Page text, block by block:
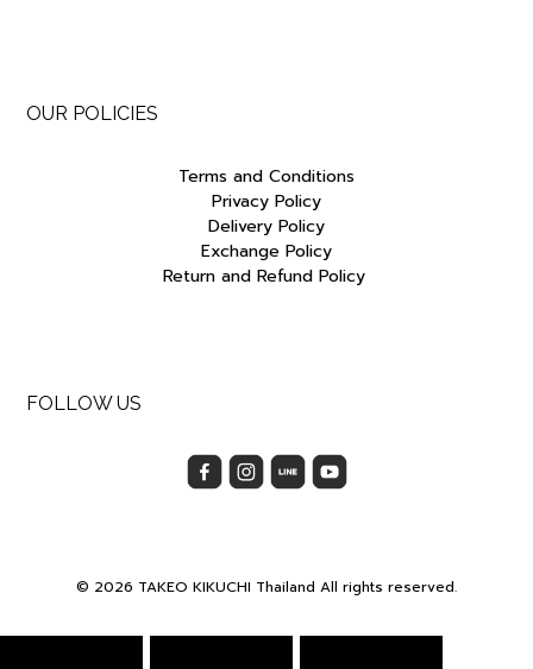
OUR POLICIES
Terms and Conditions
Privacy Policy
Delivery Policy
Exchange Policy
Return and Refund Policy
FOLLOW US
© 2026 TAKEO KIKUCHI Thailand All rights reserved.